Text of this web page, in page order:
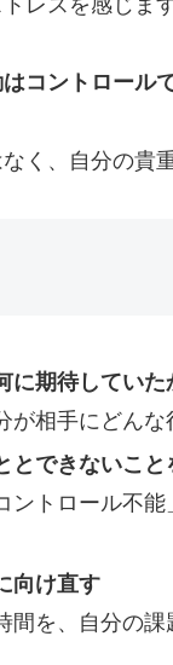
レスを感じま
コントロール
く、自分の貴
に期待していた
が相手にどん
とできないこと
ントロール不
向け直す
間を、自分の